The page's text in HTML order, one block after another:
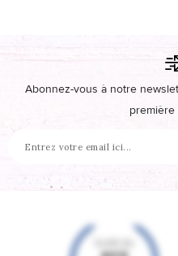
Abonnez-vous à notre
première